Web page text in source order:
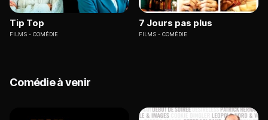
Tip Top
FILMS COMÉDIE
7 Jours pas plus
FILMS COMÉDIE
Comédie à venir